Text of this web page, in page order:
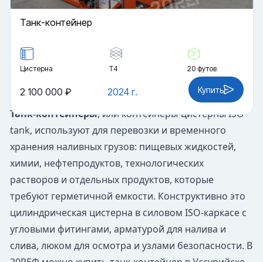
Танк-контейнер
Цистерна Т4 20 футов
2024 г.
2 100 000 ₽ Купить
Танк-контейнеры, или контейнеры-цистерны ISO
tank, используют для перевозки и временного
хранения наливных грузов: пищевых жидкостей,
химии, нефтепродуктов, технологических
растворов и отдельных продуктов, которые
требуют герметичной емкости. Конструктивно это
цилиндрическая цистерна в силовом ISO-каркасе с
угловыми фитингами, арматурой для налива и
слива, люком для осмотра и узлами безопасности. В